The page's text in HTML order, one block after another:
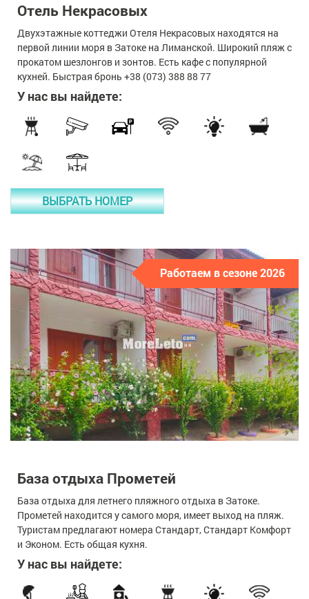
Отель Некрасовых
Двухэтажные коттеджи Отеля Некрасовых находятся на
первой линии моря в Затоке на Лиманской. Широкий пляж с
прокатом шезлонгов и зонтов. Есть кафе с популярной
кухней. Быстрая бронь +38 (073) 388 88 77
У нас вы найдете:
ВЫБРАТЬ НОМЕР
Работаем в сезоне 2026
База отдыха Прометей
База отдыха для летнего пляжного отдыха в Затоке.
Прометей находится у самого моря, имеет выход на пляж.
Туристам предлагают номера Стандарт, Стандарт Комфорт
и Эконом. Есть общая кухня.
У нас вы найдете: